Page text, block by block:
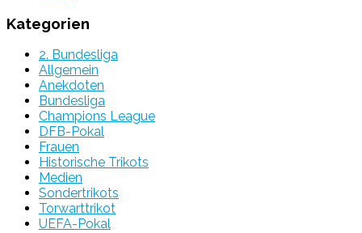
Kategorien
2. Bundesliga
Allgemein
Anekdoten
Bundesliga
Champions League
DFB-Pokal
Frauen
Historische Trikots
Medien
Sondertrikots
Torwarttrikot
UEFA-Pokal